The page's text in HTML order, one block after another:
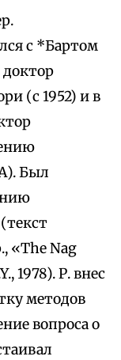
с *Бартом
доктор
(с 1952) и в
Был
«The Nag
1978). Р. внес
методов
вопроса о